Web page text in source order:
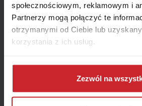
społecznościowym, reklamowym i
Partnerzy mogą połączyć te
otrzymanymi od Ciebie lub
korzystania z ich usług.
Dowiedz się więcej na temat tego,
można się z nami skontaktować i w
przetwarzamy dane osobowe w
Zezwól na